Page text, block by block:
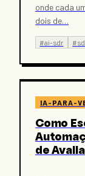
onde cada
dois de…
#ai-sdr #
IA-PARA-
Como
de